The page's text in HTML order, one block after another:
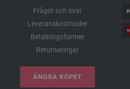
Frågor och svar
Leveranskostnader
Betalningsformer
Returneringar
ÅNGRA KÖPET